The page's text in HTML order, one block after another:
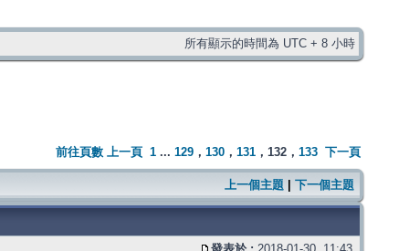
所有顯示的時間為 UTC + 8 小時
前往頁數 上一頁 1 ... 129 ， 130 ， 131 ， 132 ， 133 下一頁
上一個主題 下一個主題